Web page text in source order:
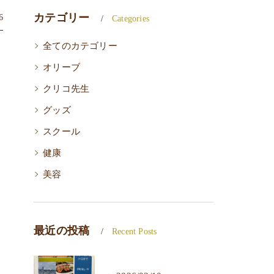
カテゴリー Categories
全てのカテゴリー
オリーブ
クリコ先生
グッズ
スクール
健康
美容
最近の投稿 Recent Posts